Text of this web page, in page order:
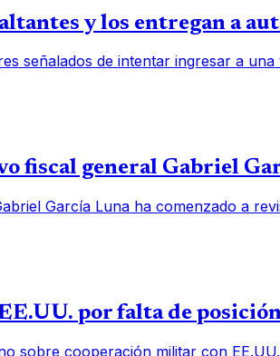
y los entregan a
señalados de intentar ingresar a
fiscal general Gabriel
García Luna ha comenzado a
por falta de
sobre cooperación militar con